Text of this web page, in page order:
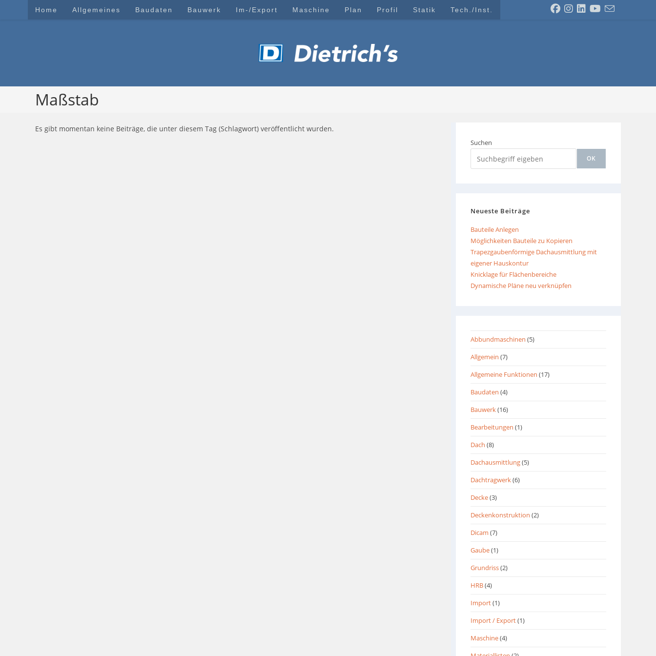
Home Allgemeines Baudaten Bauwerk Im-/Export Maschine Plan Profil Statik Tech./Inst.
Maßstab
Es gibt momentan keine Beiträge, die unter diesem Tag (Schlagwort) veröffentlicht wurden.
Suchen
OK
Neueste Beiträge
Bauteile Anlegen
Möglichkeiten Bauteile zu Kopieren
Trapezgaubenförmige Dachausmittlung mit
eigener Hauskontur
Knicklage für Flächenbereiche
Dynamische Pläne neu verknüpfen
Abbundmaschinen (5)
Allgemein (7)
Allgemeine Funktionen (17)
Baudaten (4)
Bauwerk(16)
Bearbeitungen (1)
Dach (8)
Dachausmittlung(5)
Dachtragwerk(6)
Decke(3)
Deckenkonstruktion (2)
Dicam (7)
Gaube(1)
Grundriss(2)
HRB(4)
Import(1)
Import / Export(1)
Maschine(4)